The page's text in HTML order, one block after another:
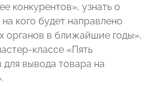
конкурентов», узнать о
кого будет направлено
органов в ближайшие годы»,
классе «Пять
для вывода товара на